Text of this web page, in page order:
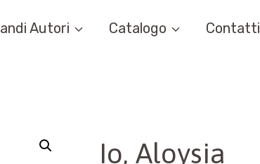
Autori Catalogo Contatti
Io, Aloysia